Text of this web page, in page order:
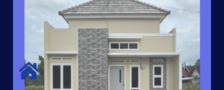
MANUNGGAL JAYA RESIDENCE
Cluster Exclusive dengan one Gate System, terdapat taman
mini dan memiliki jarak 200m dari jalan nasional serta dekat
dengan pusat kota